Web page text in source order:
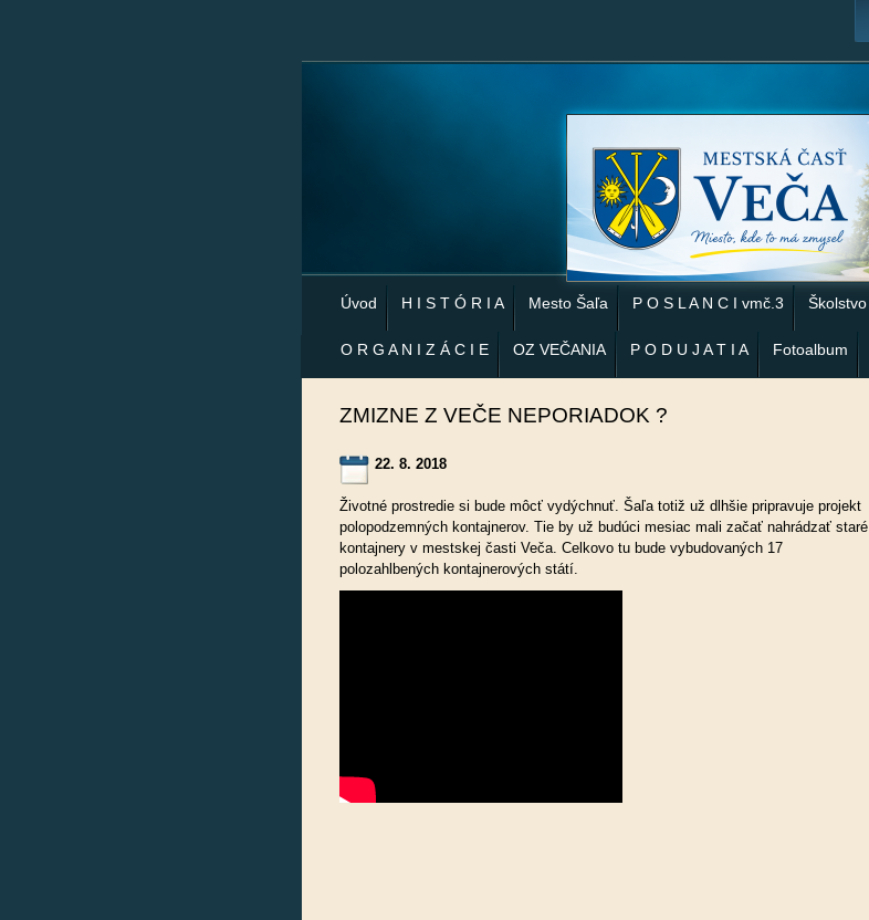
Úvod H I S T Ó R I A Mesto Šaľa P O S L A N C I vmč.3 Školstvo
O R G A N I Z Á C I E OZ VEČANIA P O D U J A T I A Fotoalbum
ZMIZNE Z VEČE NEPORIADOK ?
22. 8. 2018
Životné prostredie si bude môcť vydýchnuť. Šaľa totiž už dlhšie pripravuje projekt
polopodzemných kontajnerov. Tie by už budúci mesiac mali začať nahrádzať staré
kontajnery v mestskej časti Veča. Celkovo tu bude vybudovaných 17
polozahlbených kontajnerových státí.